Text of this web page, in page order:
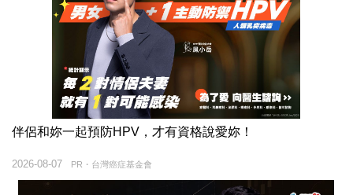
伴侶和妳一起預防HPV，才有資格說愛妳！
PR・台灣癌症基金會
2026-08-07